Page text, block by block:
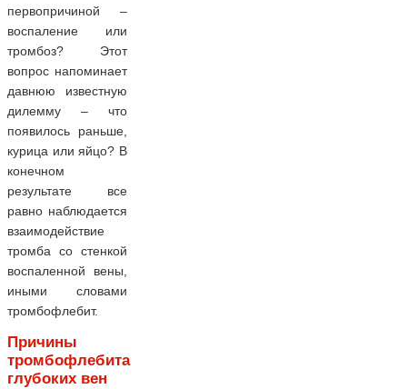
первопричиной –
воспаление или
тромбоз? Этот
вопрос напоминает
давнюю известную
дилемму – что
появилось раньше,
курица или яйцо? В
конечном
результате все
равно наблюдается
взаимодействие
тромба со стенкой
воспаленной вены,
иными словами
тромбофлебит.
Причины
тромбофлебита
глубоких вен